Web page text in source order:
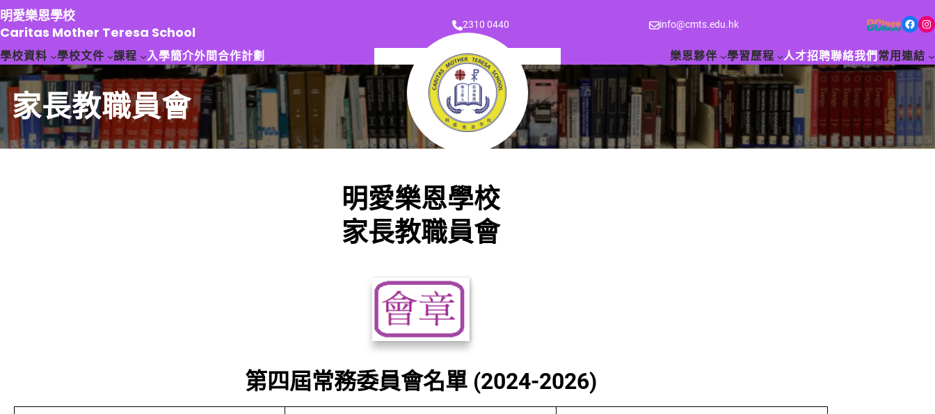
跳
至
主
要
容
明愛樂恩學校
Caritas Mother Teresa School
2310 0440 info@cmts.edu.hk Facebook Instagram
學校資料 學校文件 課程 入學簡介外間合作計劃 樂恩夥伴 學習歷程 人才招聘聯絡我們 常用連結
家長教職員會
明愛樂恩學校
家長教職員會
第四屆常務委員會名單 (2024-2026)